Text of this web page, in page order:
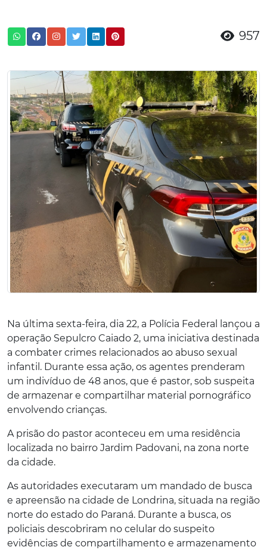
957
Na última sexta-feira, dia 22, a Polícia Federal lançou a
operação Sepulcro Caiado 2, uma iniciativa destinada
a combater crimes relacionados ao abuso sexual
infantil. Durante essa ação, os agentes prenderam
um indivíduo de 48 anos, que é pastor, sob suspeita
de armazenar e compartilhar material pornográfico
envolvendo crianças.
A prisão do pastor aconteceu em uma residência
localizada no bairro Jardim Padovani, na zona norte
da cidade.
As autoridades executaram um mandado de busca
e apreensão na cidade de Londrina, situada na região
norte do estado do Paraná. Durante a busca, os
policiais descobriram no celular do suspeito
evidências de compartilhamento e armazenamento